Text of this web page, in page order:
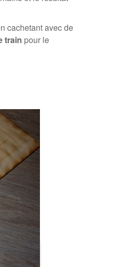
cachetant avec de
train pour le